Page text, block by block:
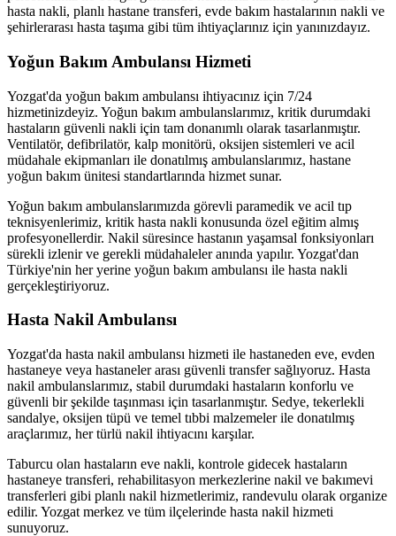
hasta nakli, planlı hastane transferi, evde bakım hastalarının nakli ve
şehirlerarası hasta taşıma gibi tüm ihtiyaçlarınız için yanınızdayız.
Yoğun Bakım Ambulansı Hizmeti
Yozgat'da yoğun bakım ambulansı ihtiyacınız için 7/24
hizmetinizdeyiz. Yoğun bakım ambulanslarımız, kritik durumdaki
hastaların güvenli nakli için tam donanımlı olarak tasarlanmıştır.
Ventilatör, defibrilatör, kalp monitörü, oksijen sistemleri ve acil
müdahale ekipmanları ile donatılmış ambulanslarımız, hastane
yoğun bakım ünitesi standartlarında hizmet sunar.
Yoğun bakım ambulanslarımızda görevli paramedik ve acil tıp
teknisyenlerimiz, kritik hasta nakli konusunda özel eğitim almış
profesyonellerdir. Nakil süresince hastanın yaşamsal fonksiyonları
sürekli izlenir ve gerekli müdahaleler anında yapılır. Yozgat'dan
Türkiye'nin her yerine yoğun bakım ambulansı ile hasta nakli
gerçekleştiriyoruz.
Hasta Nakil Ambulansı
Yozgat'da hasta nakil ambulansı hizmeti ile hastaneden eve, evden
hastaneye veya hastaneler arası güvenli transfer sağlıyoruz. Hasta
nakil ambulanslarımız, stabil durumdaki hastaların konforlu ve
güvenli bir şekilde taşınması için tasarlanmıştır. Sedye, tekerlekli
sandalye, oksijen tüpü ve temel tıbbi malzemeler ile donatılmış
araçlarımız, her türlü nakil ihtiyacını karşılar.
Taburcu olan hastaların eve nakli, kontrole gidecek hastaların
hastaneye transferi, rehabilitasyon merkezlerine nakil ve bakımevi
transferleri gibi planlı nakil hizmetlerimiz, randevulu olarak organize
edilir. Yozgat merkez ve tüm ilçelerinde hasta nakil hizmeti
sunuyoruz.